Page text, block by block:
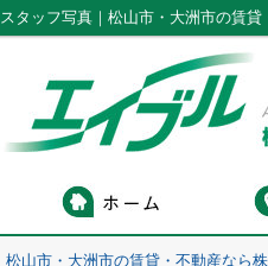
スタッフ写真｜松山市・大洲市の賃
松山市・大洲市の賃貸・不動産なら